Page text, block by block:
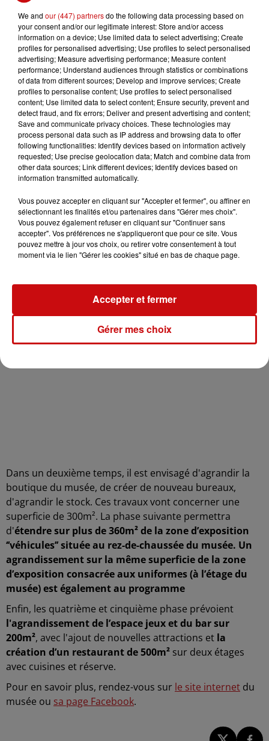
Dans un deuxième temps, il est envisagé d'agrandir la
boutique du musée, de créer de nouveau bureaux,
d'agrandir le stock. Ces travaux vont concerner une
superficie de 300m². La phase suivante permettra
d'étendre sur plus de 360m² de la zone d’exposition
‘’véhicules’’ située au rez-de-chaussée du musée. Un
agrandissement sur la même superficie de la zone
d’exposition consacrée aux uniformes (à l’étage du
musée) est également au programme
Enfin, les quatrième et cinquième phase prévoient
l'agrandissement de l’espace jeux et du bar sur
200m², avec l'ajout de nouvelles attractions et la
création d’un restaurant de 500m² sur deux étages
avec cuisines et réserve.
Pour en savoir plus, rendez-vous sur le site internet du
musée ou sa page Facebook.
We and our (447) partnersdo the following data processing based on
your consent and/or our legitimate interest: Store and/or access
information on a device; Use limited data to select advertising; Create
profiles for personalised advertising; Use profiles to select personalised
advertising; Measure advertising performance; Measure content
performance; Understand audiences through statistics or combinations
of data from different sources; Develop and improve services; Create
profiles to personalise content; Use profiles to select personalised
content; Use limited data to select content; Ensure security, prevent and
detect fraud, and fix errors; Deliver and present advertising and content;
Save and communicate privacy choices. These technologies may
process personal data such as IP address and browsing data to offer
following functionalities: Identify devices based on information actively
requested; Use precise geolocation data; Match and combine data from
other data sources; Link different devices; Identify devices based on
information transmitted automatically.
Vous pouvez accepter en cliquant sur "Accepter et fermer", ou affiner en
sélectionnant les finalités et/ou partenaires dans "Gérer mes choix".
Vous pouvez également refuser en cliquant sur "Continuer sans
accepter". Vos préférences ne s'appliqueront que pour ce site. Vous
pouvez mettre à jour vos choix, ou retirer votre consentement à tout
moment via le lien "Gérer les cookies" situé en bas de chaque page.
Gérer mes choix
Accepter et fermer